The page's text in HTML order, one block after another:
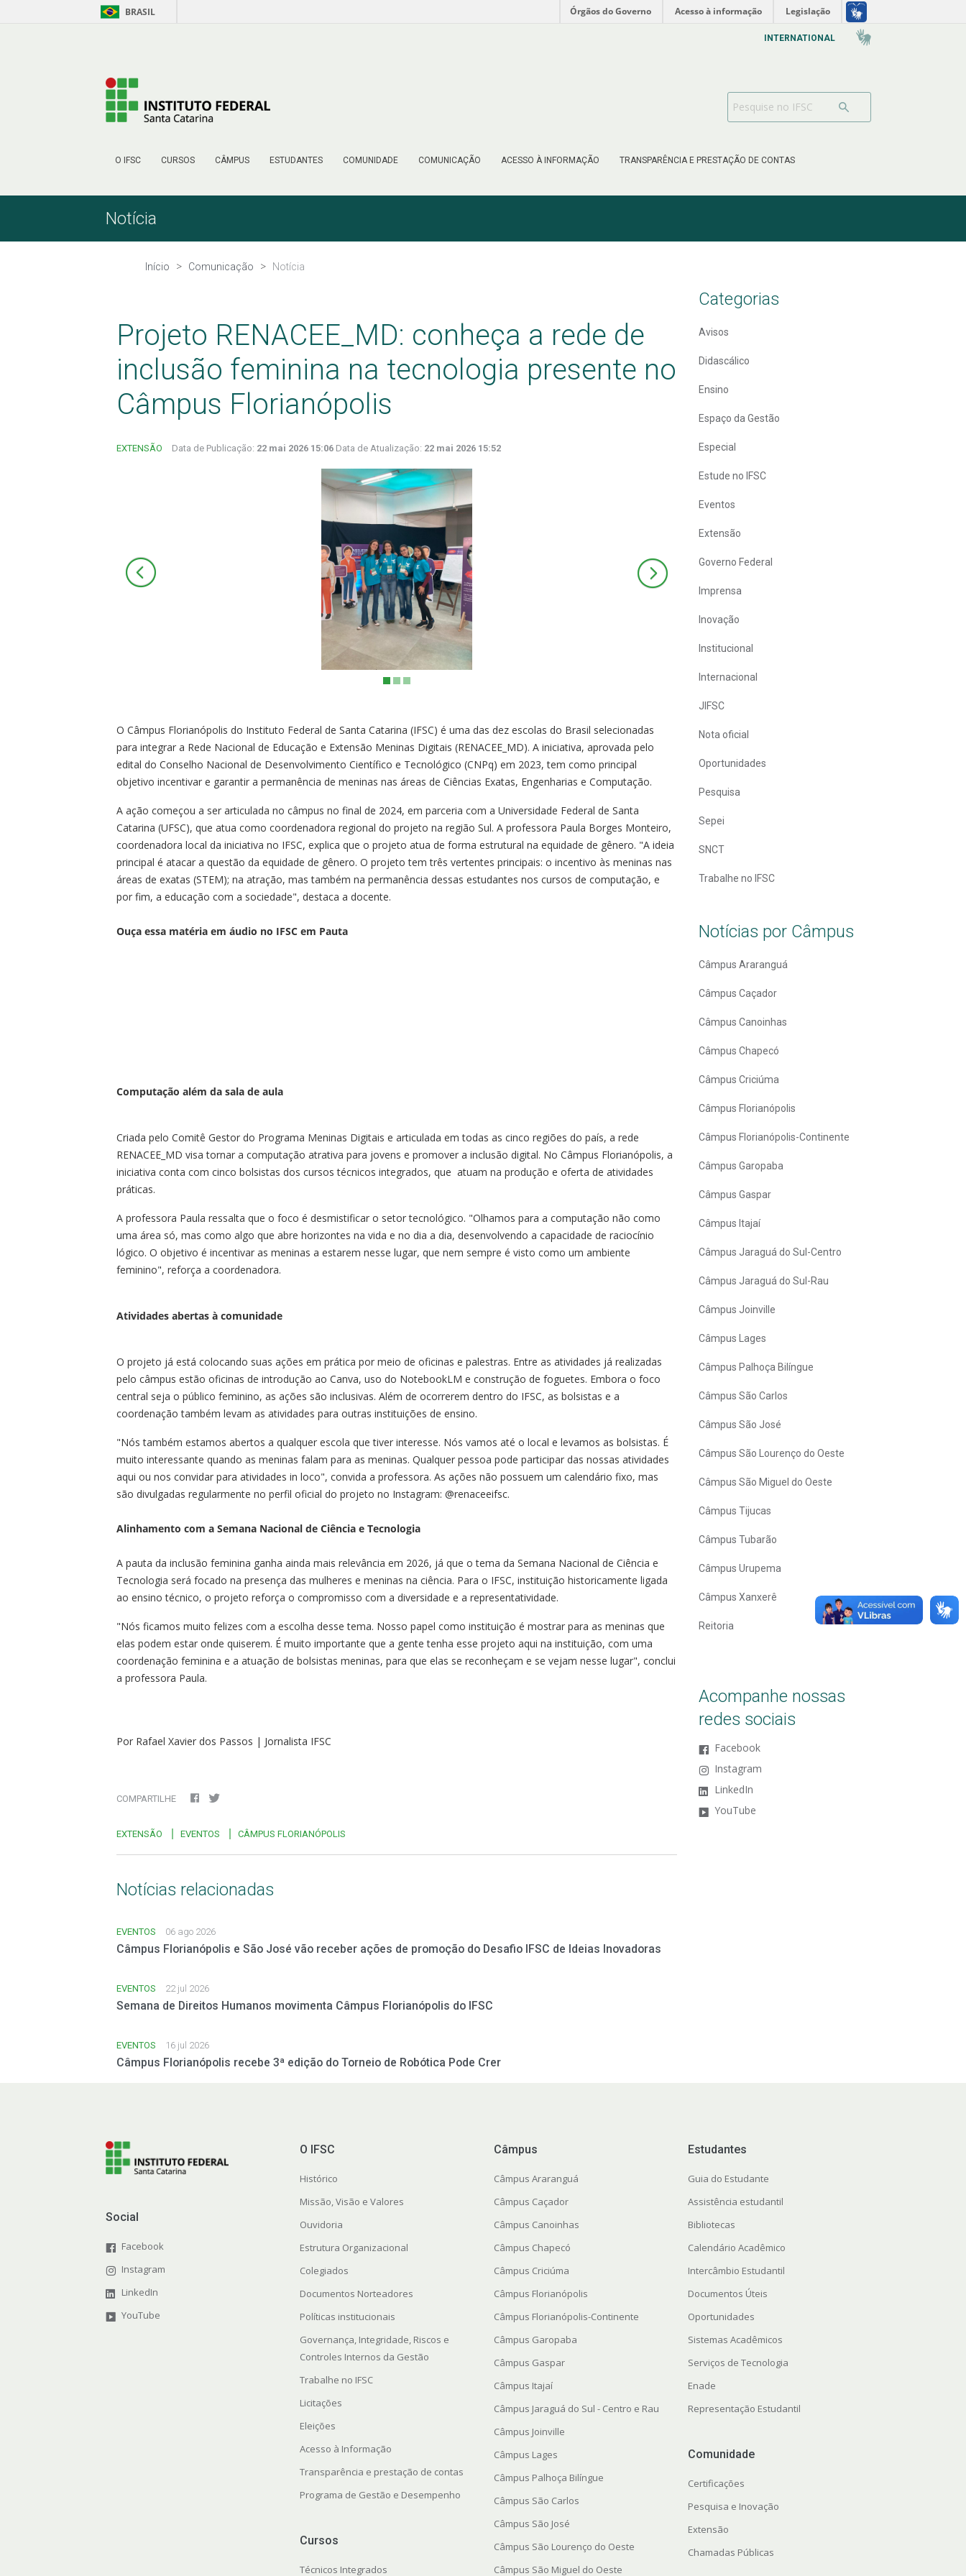
Pular para o Conteúdo BRASIL Órgãos do Governo Acesso à informação Legislação
O IFSC CURSOS CÂMPUS ESTUDANTES COMUNIDADE COMUNICAÇÃO ACESSO À INFORMAÇÃO TRANSPARÊNCIA E PRESTAÇÃO DE CONTAS
INTERNATIONAL
Notícia
Início Comunicação Notícia
Projeto RENACEE_MD: conheça a rede de
inclusão feminina na tecnologia presente no
Câmpus Florianópolis
EXTENSÃO Data de Publicação: 22 mai 2026 15:06 Data de Atualização: 22 mai 2026 15:52
O Câmpus Florianópolis do Instituto Federal de Santa Catarina (IFSC) é uma das dez escolas do Brasil selecionadas
para integrar a Rede Nacional de Educação e Extensão Meninas Digitais (RENACEE_MD). A iniciativa, aprovada pelo
edital do Conselho Nacional de Desenvolvimento Científico e Tecnológico (CNPq) em 2023, tem como principal
objetivo incentivar e garantir a permanência de meninas nas áreas de Ciências Exatas, Engenharias e Computação.
A ação começou a ser articulada no câmpus no final de 2024, em parceria com a Universidade Federal de Santa
Catarina (UFSC), que atua como coordenadora regional do projeto na região Sul. A professora Paula Borges Monteiro,
coordenadora local da iniciativa no IFSC, explica que o projeto atua de forma estrutural na equidade de gênero. "A ideia
principal é atacar a questão da equidade de gênero. O projeto tem três vertentes principais: o incentivo às meninas nas
áreas de exatas (STEM); na atração, mas também na permanência dessas estudantes nos cursos de computação, e
por fim, a educação com a sociedade", destaca a docente.
Ouça essa matéria em áudio no IFSC em Pauta
Computação além da sala de aula
Criada pelo Comitê Gestor do Programa Meninas Digitais e articulada em todas as cinco regiões do país, a rede
RENACEE_MD visa tornar a computação atrativa para jovens e promover a inclusão digital. No Câmpus Florianópolis, a
iniciativa conta com cinco bolsistas dos cursos técnicos integrados, que atuam na produção e oferta de atividades
práticas.
A professora Paula ressalta que o foco é desmistificar o setor tecnológico. "Olhamos para a computação não como
uma área só, mas como algo que abre horizontes na vida e no dia a dia, desenvolvendo a capacidade de raciocínio
lógico. O objetivo é incentivar as meninas a estarem nesse lugar, que nem sempre é visto como um ambiente
feminino", reforça a coordenadora.
Atividades abertas à comunidade
O projeto já está colocando suas ações em prática por meio de oficinas e palestras. Entre as atividades já realizadas
pelo câmpus estão oficinas de introdução ao Canva, uso do NotebookLM e construção de foguetes. Embora o foco
central seja o público feminino, as ações são inclusivas. Além de ocorrerem dentro do IFSC, as bolsistas e a
coordenação também levam as atividades para outras instituições de ensino.
"Nós também estamos abertos a qualquer escola que tiver interesse. Nós vamos até o local e levamos as bolsistas. É
muito interessante quando as meninas falam para as meninas. Qualquer pessoa pode participar das nossas atividades
aqui ou nos convidar para atividades in loco", convida a professora. As ações não possuem um calendário fixo, mas
são divulgadas regularmente no perfil oficial do projeto no Instagram: @renaceeifsc.
Alinhamento com a Semana Nacional de Ciência e Tecnologia
A pauta da inclusão feminina ganha ainda mais relevância em 2026, já que o tema da Semana Nacional de Ciência e
Tecnologia será focado na presença das mulheres e meninas na ciência. Para o IFSC, instituição historicamente ligada
ao ensino técnico, o projeto reforça o compromisso com a diversidade e a representatividade.
"Nós ficamos muito felizes com a escolha desse tema. Nosso papel como instituição é mostrar para as meninas que
elas podem estar onde quiserem. É muito importante que a gente tenha esse projeto aqui na instituição, com uma
coordenação feminina e a atuação de bolsistas meninas, para que elas se reconheçam e se vejam nesse lugar", conclui
a professora Paula.
Por Rafael Xavier dos Passos | Jornalista IFSC
COMPARTILHE
EXTENSÃO EVENTOS CÂMPUS FLORIANÓPOLIS
Notícias relacionadas
EVENTOS 06 ago 2026
Câmpus Florianópolis e São José vão receber ações de promoção do Desafio IFSC de Ideias Inovadoras
EVENTOS 22 jul 2026
Semana de Direitos Humanos movimenta Câmpus Florianópolis do IFSC
EVENTOS 16 jul 2026
Câmpus Florianópolis recebe 3ª edição do Torneio de Robótica Pode Crer
Categorias
Avisos
Didascálico
Ensino
Espaço da Gestão
Especial
Estude no IFSC
Eventos
Extensão
Governo Federal
Imprensa
Inovação
Institucional
Internacional
JIFSC
Nota oficial
Oportunidades
Pesquisa
Sepei
SNCT
Trabalhe no IFSC
Notícias por Câmpus
Câmpus Araranguá
Câmpus Caçador
Câmpus Canoinhas
Câmpus Chapecó
Câmpus Criciúma
Câmpus Florianópolis
Câmpus Florianópolis-Continente
Câmpus Garopaba
Câmpus Gaspar
Câmpus Itajaí
Câmpus Jaraguá do Sul-Centro
Câmpus Jaraguá do Sul-Rau
Câmpus Joinville
Câmpus Lages
Câmpus Palhoça Bilíngue
Câmpus São Carlos
Câmpus São José
Câmpus São Lourenço do Oeste
Câmpus São Miguel do Oeste
Câmpus Tijucas
Câmpus Tubarão
Câmpus Urupema
Câmpus Xanxerê
Reitoria
Acompanhe nossas
redes sociais
Facebook
Instagram
LinkedIn
YouTube
Social
Facebook
Instagram
LinkedIn
YouTube
O IFSC
Histórico
Missão, Visão e Valores
Ouvidoria
Estrutura Organizacional
Colegiados
Documentos Norteadores
Políticas institucionais
Governança, Integridade, Riscos e
Controles Internos da Gestão
Trabalhe no IFSC
Licitações
Eleições
Acesso à Informação
Transparência e prestação de contas
Programa de Gestão e Desempenho
Cursos
Técnicos Integrados
Câmpus
Câmpus Araranguá
Câmpus Caçador
Câmpus Canoinhas
Câmpus Chapecó
Câmpus Criciúma
Câmpus Florianópolis
Câmpus Florianópolis-Continente
Câmpus Garopaba
Câmpus Gaspar
Câmpus Itajaí
Câmpus Jaraguá do Sul - Centro e Rau
Câmpus Joinville
Câmpus Lages
Câmpus Palhoça Bilíngue
Câmpus São Carlos
Câmpus São José
Câmpus São Lourenço do Oeste
Câmpus São Miguel do Oeste
Estudantes
Guia do Estudante
Assistência estudantil
Bibliotecas
Calendário Acadêmico
Intercâmbio Estudantil
Documentos Úteis
Oportunidades
Sistemas Acadêmicos
Serviços de Tecnologia
Enade
Representação Estudantil
Comunidade
Certificações
Pesquisa e Inovação
Extensão
Chamadas Públicas